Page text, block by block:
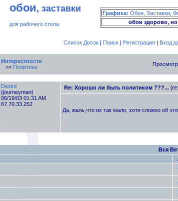
обои, заставки
для рабочего стола
Графика: Обои, Заставки,
обои здорово,
Список Досок| Поиск| Регистрация| Вход
Интерестности
>> Политика
Desire
(journeyman)
06/19/03 01:31 AM
67.70.33.252
Re: Хорошо ли быть политиком ???...
Да, жаль,что их так мало, хотя сложно об
Вся